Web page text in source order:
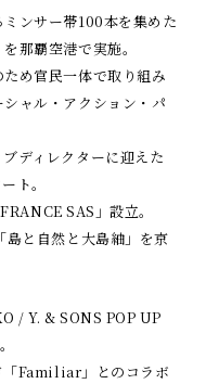
ンサー帯100本を集めた
那覇空港で実施。
め官民一体で取り組み
ャル・アクション・パ
ディレクターに迎えた
ト。
SAS」設立。
と自然と大島紬」を京
/ Y. & SONS POP UP
「Familiar」とのコラボ